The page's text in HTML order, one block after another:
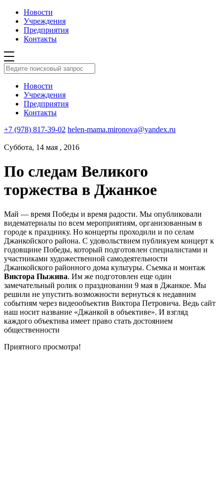
Новости
Учреждения
Предприятия
Контакты
Новости
Учреждения
Предприятия
Контакты
+7 (978) 817-39-02 helen-mama.mironova@yandex.ru
Суббота, 14 мая , 2016
По следам Великого
торжества в Джанкое
Май — время Победы и время радости. Мы опубликовали
видематериалы по всем мероприятиям, организованным в
городе к празднику. Но концерты проходили и по селам
Джанкойского района. С удовольствием публикуем концерт к
годовщине Победы, который подготовлен специалистами и
участниками художественной самодеятельности
Джанкойского районного дома культуры. Съемка и монтаж
Виктора Пыжива. Им же подготовлен еще один
замечательный ролик о праздновании 9 мая в Джанкое. Мы
решили не упустить возможности вернуться к недавним
событиям через видеообъектив Виктора Петровича. Ведь сайт
наш носит название «Джанкой в объективе». И взгляд
каждого объектива имеет право стать достоянием
общественности
Приятного просмотра!